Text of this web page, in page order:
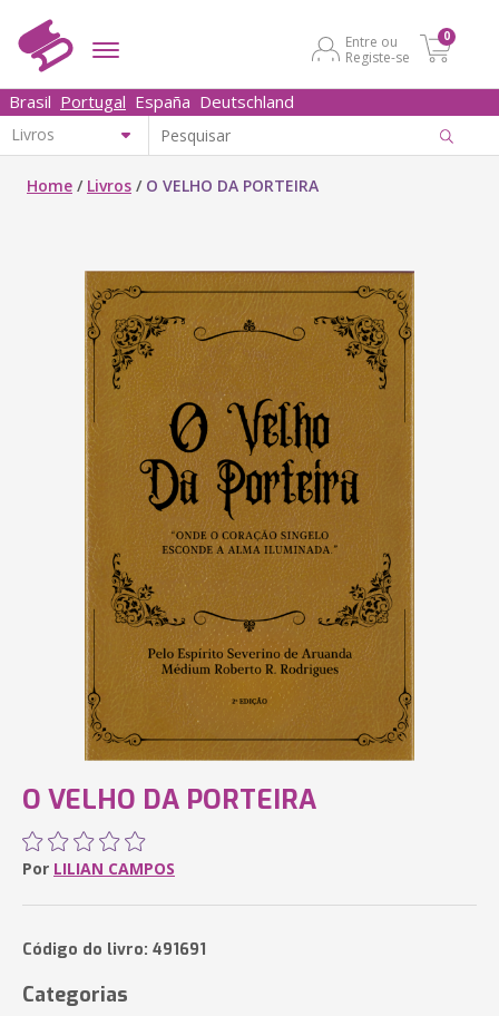
Entre ou
Registe-se
0
Brasil Portugal España Deutschland
Home / Livros / O VELHO DA PORTEIRA
O VELHO DA PORTEIRA
Por LILIAN CAMPOS
Código do livro: 491691
Categorias